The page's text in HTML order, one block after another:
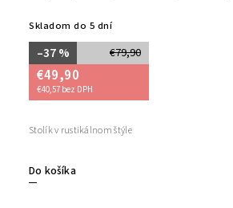
Skladom do 5 dní
€79,90
–37 %
€49,90
€40,57 bez DPH
Do košíka
Stolík v rustikálnom štýle